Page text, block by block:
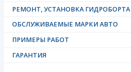
РЕМОНТ, УСТАНОВКА ГИДРОБОРТА
ОБСЛУЖИВАЕМЫЕ МАРКИ АВТО
ПРИМЕРЫ РАБОТ
ГАРАНТИЯ